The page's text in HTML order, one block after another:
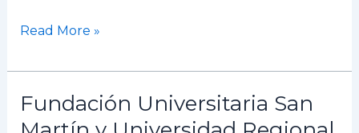
Read More »
Fundación Universitaria San
Fundación
Universitaria